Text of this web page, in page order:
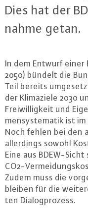
Dies hat der
nah­me getan.
In dem Entwurf einer
2050) bündelt die
Teil bereits
der Kli­ma­zie­le 2030
Frei­wil­lig­keit und
men­sys­te­ma­tik ist
Noch fehlen bei den
al­ler­dings sowohl
Eine aus BDEW-
CO2-
Zudem muss die
bleiben für die
ten Dia­log­pro­zess.